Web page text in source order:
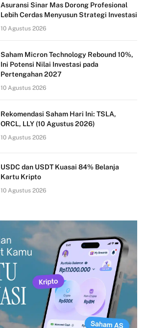
Asuransi Sinar Mas Dorong Profesional
Lebih Cerdas Menyusun Strategi Investasi
10 Agustus 2026
Saham Micron Technology Rebound 10%,
Ini Potensi Nilai Investasi pada
Pertengahan 2027
10 Agustus 2026
Rekomendasi Saham Hari Ini: TSLA,
ORCL, LLY (10 Agustus 2026)
10 Agustus 2026
USDC dan USDT Kuasai 84% Belanja
Kartu Kripto
10 Agustus 2026